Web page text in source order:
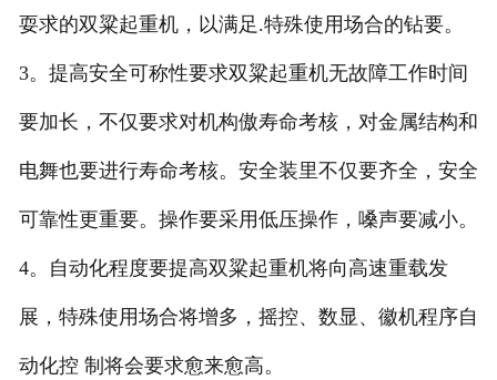
耍求的双粱起重机，以满足.特殊使用场合的钻要。
3。提高安全可称性要求双粱起重机无故障工作时间
要加长，不仅要求对机构傲寿命考核，对金属结构和
电舞也要进行寿命考核。安全装里不仅要齐全，安全
可靠性更重要。操作要采用低压操作，嗓声要减小。
4。自动化程度要提高双粱起重机将向高速重载发
展，特殊使用场合将增多，摇控、数显、徽机程序自
动化控 制将会要求愈来愈高。